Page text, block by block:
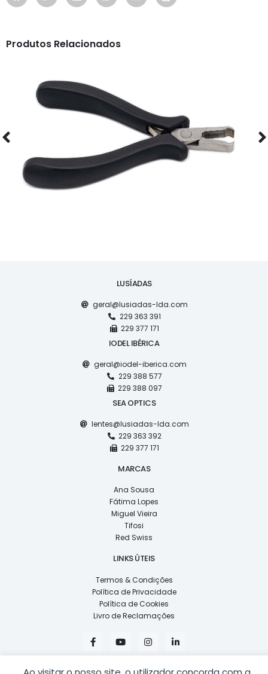
Produtos Relacionados
OFICINA
ALICATE DE CORTE - PLA09
LUSÍADAS
geral@lusiadas-lda.com
229 363 391
229 377 171
IODEL IBÉRICA
geral@iodel-iberica.com
229 388 577
229 388 097
SEA OPTICS
lentes@lusiadas-lda.com
229 363 392
229 377 171
MARCAS
Ana Sousa
Fátima Lopes
Miguel Vieira
Tifosi
Red Swiss
LINKS ÚTEIS
Termos & Condições
Política de Privacidade
Política de Cookies
Livro de Reclamações
F
a
c
Y
o
u
I
n
s
i
n